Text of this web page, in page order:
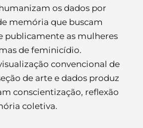
os dados por
memória que buscam
publicamente as mulheres
de feminicídio.
convencional de
de arte e dados produz
conscientização, reflexão
coletiva.